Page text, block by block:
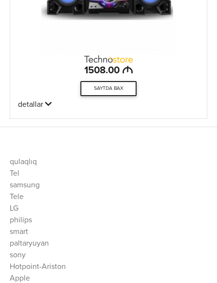
1508.00 M
SAYTDA BAX
detallar
qulaqlıq
Tel
samsung
Tele
LG
philips
smart
paltaryuyan
sony
Hotpoint-Ariston
Apple